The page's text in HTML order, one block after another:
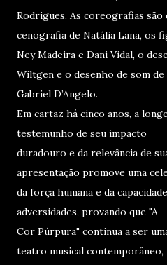
Rodrigues. As coreografias são
cenografia de Natália Lana, os
Ney Madeira e Dani Vidal, o
Wiltgen e o desenho de som de
Gabriel D’Angelo.
Em cartaz há cinco anos, a
testemunho de seu impacto
duradouro e da relevância de
apresentação promove uma
da força humana e da
adversidades, provando que "A
Cor Púrpura" continua a ser
teatro musical contemporâneo,